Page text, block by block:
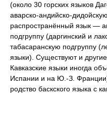
(около 30 горских языков
аварско-андийско-
распространённый язык —
подгруппу (даргинский и
табасаранскую подгруппу
языки). Существуют и
Кавказские языки иногда
Испании и на Ю.-З.
родство баскского языка с